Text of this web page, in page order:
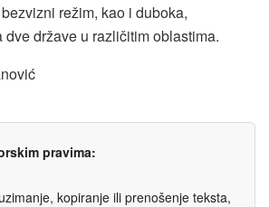
režim, kao i duboka,
države u različitim oblastima.
pravima:
kopiranje ili prenošenje teksta,